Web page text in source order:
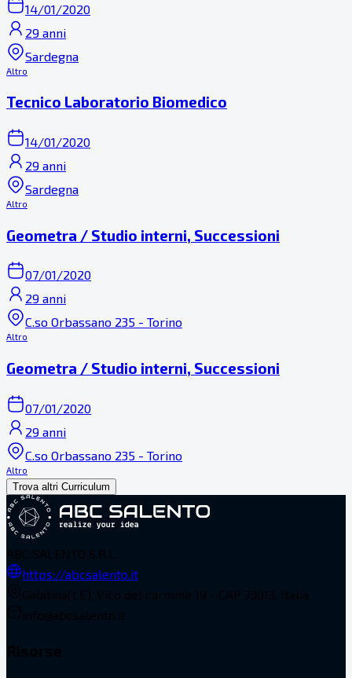
14/01/2020
29 anni
Sardegna
Altro
Tecnico Laboratorio Biomedico
14/01/2020
29 anni
Sardegna
Altro
Geometra / Studio interni, Successioni
07/01/2020
29 anni
C.so Orbassano 235 - Torino
Altro
Geometra / Studio interni, Successioni
07/01/2020
29 anni
C.so Orbassano 235 - Torino
Altro
Trova altri Curriculum
https://abcsalento.it